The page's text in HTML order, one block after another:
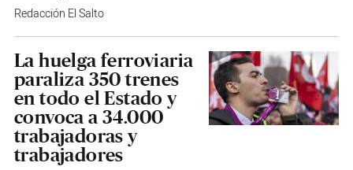
Redacción El Salto
La huelga ferroviaria
paraliza 350 trenes
en todo el Estado y
convoca a 34.000
trabajadoras y
trabajadores